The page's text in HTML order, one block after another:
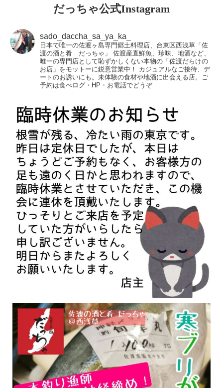
だっちゃ公式Instagram
sado_daccha_sa_ya_ka_
日本で唯一の佐渡ヶ島専門郷土料理店、台東区西浅草「佐
渡の酒と肴 だっちゃ」
佐渡産直鮮魚、珍味、地酒など、
唯一の専門店として恥ずかしくない本物の「佐渡だらけの
お店」をモットーに鋭意営業中！
カジュアルなご接待、デ
ートのお誘いにも。未体験の食材や地酒に出会える店。ご
予約は食べログ・HP・お電話でどうぞ